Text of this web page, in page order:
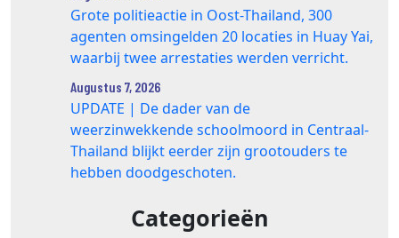
Grote politieactie in Oost-Thailand, 300
agenten omsingelden 20 locaties in Huay Yai,
waarbij twee arrestaties werden verricht.
Augustus 7, 2026
UPDATE | De dader van de
weerzinwekkende schoolmoord in Centraal-
Thailand blijkt eerder zijn grootouders te
hebben doodgeschoten.
Categorieën